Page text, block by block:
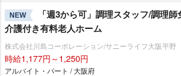
NEW
「週3から可」調理スタッフ/調理
介護付き有料老人ホーム
株式会社川島コーポレーション/サニーライフ大阪平野
時給1,177円～1,250円
アルバイト・パート / 大阪府